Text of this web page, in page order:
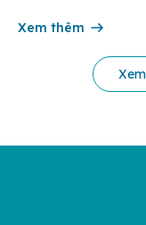
hiện đại giúp […]
Xem thêm